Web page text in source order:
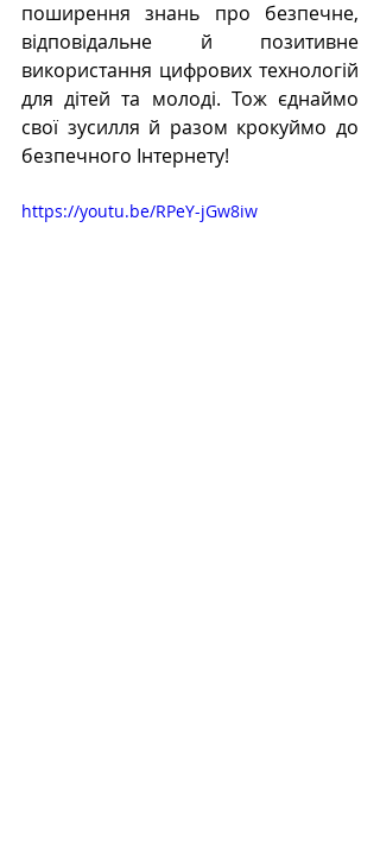
поширення знань про безпечне,
відповідальне й позитивне
використання цифрових технологій
для дітей та молоді. Тож єднаймо
свої зусилля й разом крокуймо до
безпечного Інтернету!
https://youtu.be/RPeY-jGw8iw